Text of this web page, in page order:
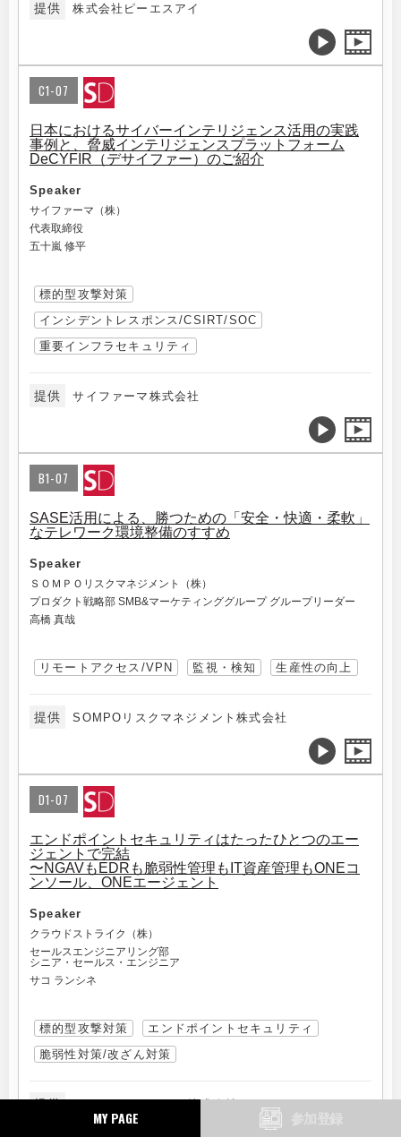
MY PAGE
提供 株式会社ピーエスアイ
C1-07
日本におけるサイバーインテリジェンス活用の実践
事例と、脅威インテリジェンスプラットフォーム
DeCYFIR（デサイファー）のご紹介
Speaker
サイファーマ（株）
代表取締役
五十嵐 修平
標的型攻撃対策
インシデントレスポンス/CSIRT/SOC
重要インフラセキュリティ
提供 サイファーマ株式会社
B1-07
SASE活用による、勝つための「安全・快適・柔軟」
なテレワーク環境整備のすすめ
Speaker
ＳＯＭＰＯリスクマネジメント（株）
プロダクト戦略部 SMB&マーケティンググループ グループリーダー
高橋 真哉
リモートアクセス/VPN 監視・検知 生産性の向上
提供 SOMPOリスクマネジメント株式会社
D1-07
エンドポイントセキュリティはたったひとつのエー
ジェントで完結
〜NGAVもEDRも脆弱性管理もIT資産管理もONEコ
ンソール、ONEエージェント
Speaker
クラウドストライク（株）
セールスエンジニアリング部
シニア・セールス・エンジニア
サコ ランシネ
標的型攻撃対策
エンドポイントセキュリティ
脆弱性対策/改ざん対策
提供